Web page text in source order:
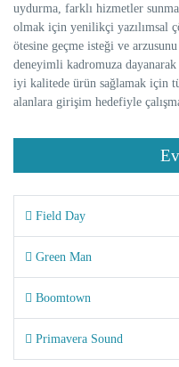
uydurma, farklı hizmetler
olmak için yenilikçi yazılımsal
ötesine geçme isteği ve
deneyimli kadromuza
iyi kalitede ürün sağlamak için
alanlara girişim hedefiyle
Field Day
Green Man
Boomtown
Primavera Sound